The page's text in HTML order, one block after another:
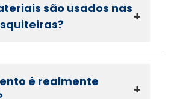
são usados nas+
é realmente
+